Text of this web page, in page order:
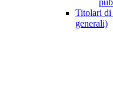
Titolari di
generali)